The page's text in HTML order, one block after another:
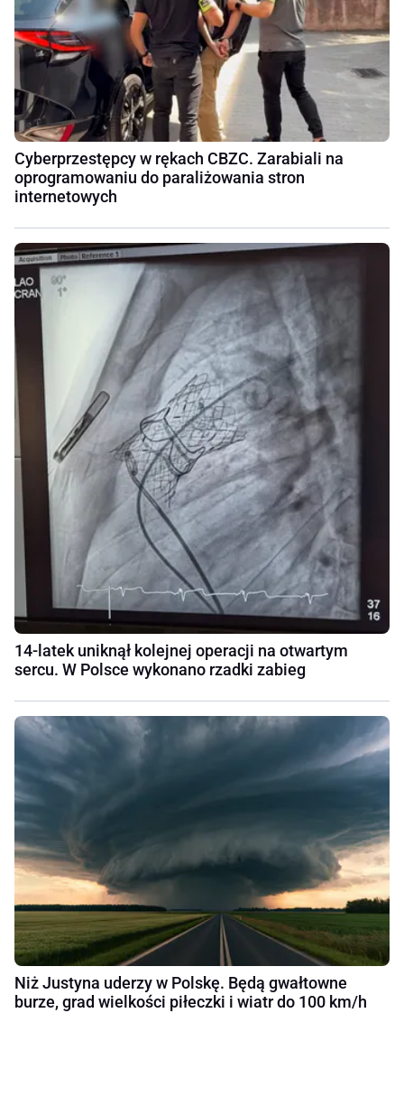
Cyberprzestępcy w rękach CBZC. Zarabiali na
oprogramowaniu do paraliżowania stron
internetowych
14-latek uniknął kolejnej operacji na otwartym
sercu. W Polsce wykonano rzadki zabieg
Niż Justyna uderzy w Polskę. Będą gwałtowne
burze, grad wielkości piłeczki i wiatr do 100 km/h